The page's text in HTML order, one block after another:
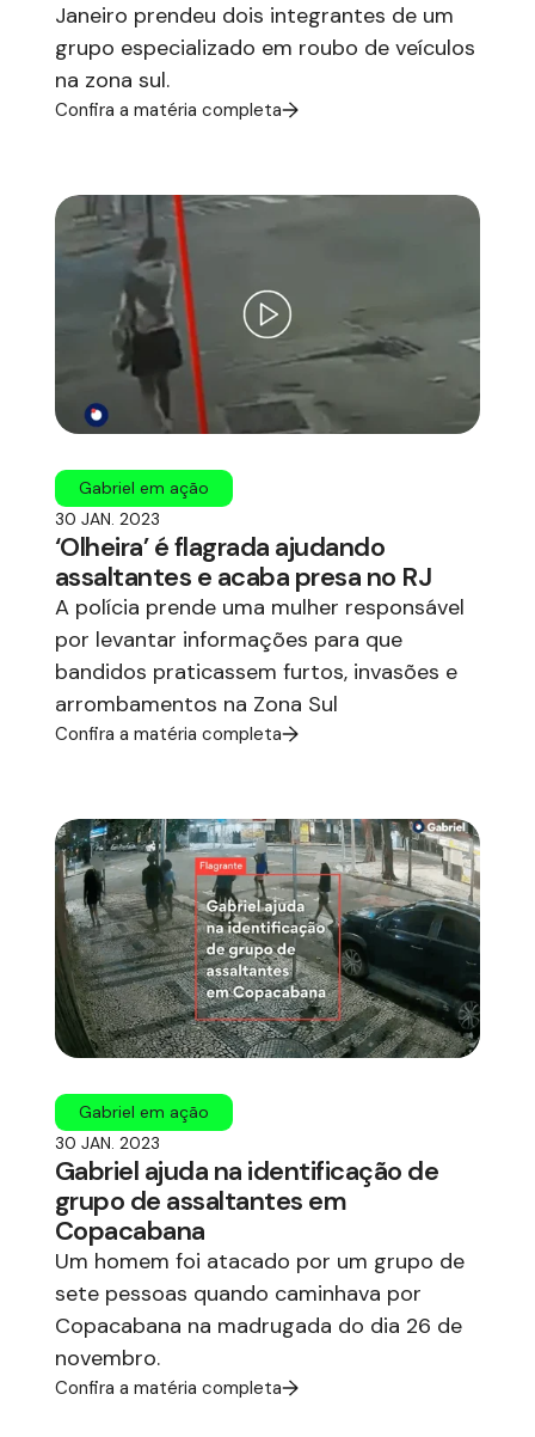
Janeiro prendeu dois integrantes de um
grupo especializado em roubo de veículos
na zona sul.
Confira a matéria completa
Gabriel em ação
30 JAN. 2023
‘Olheira’ é flagrada ajudando
assaltantes e acaba presa no RJ
A polícia prende uma mulher responsável
por levantar informações para que
bandidos praticassem furtos, invasões e
arrombamentos na Zona Sul
Confira a matéria completa
Gabriel em ação
30 JAN. 2023
Gabriel ajuda na identificação de
grupo de assaltantes em
Copacabana
Um homem foi atacado por um grupo de
sete pessoas quando caminhava por
Copacabana na madrugada do dia 26 de
novembro.
Confira a matéria completa